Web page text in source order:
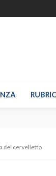
del cervelletto